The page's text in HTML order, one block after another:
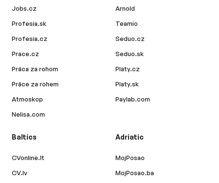
Jobs.cz
Profesia.sk
Profesia.cz
Prace.cz
Práca za rohom
Práce za rohem
Atmoskop
Nelisa.com
Arnold
Teamio
Seduo.cz
Seduo.sk
Platy.cz
Platy.sk
Paylab.com
Baltics
CVonline.lt
CV.lv
Adriatic
MojPosao
MojPosao.ba